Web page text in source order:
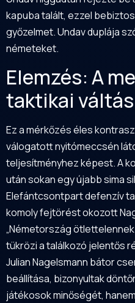
kapuba talált, ezzel
győzelmet. Undav duplája
németeket.
Elemzés: A
taktikai
Ez a mérkőzés éles
válogatott nyitómeccsén
teljesítményhez képest. A
után sokan egy újabb sima
Elefántcsontpart defenzív
komoly fejtörést okozott
„Németország
tükrözi a találkozó jelentős
Julian Nagelsmann bátor
beállítása, bizonyultak
játékosok minőségét,